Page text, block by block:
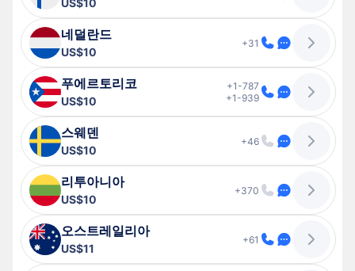
US$10
네덜란드
US$10
+31
푸에르토리코
US$10
+1-787
+1-939
스웨덴
US$10
+46
리투아니아
US$10
+370
오스트레일리아
US$11
+61